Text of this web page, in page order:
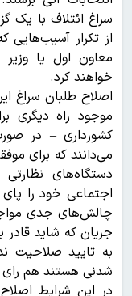
سراغ ائتلاف با یک
معاون اول یا
خواهند کرد.
اصلاح طلبان سراغ
موجود راه دیگری
کشورداری – در
می‌دانند که برای
دستگاه‌های
اجتماعی خود را پای
چالش‌های جدی
جریان که شاید قادر
به تایید صلاحیت
شدنی هستند هم رای
در این شرایط